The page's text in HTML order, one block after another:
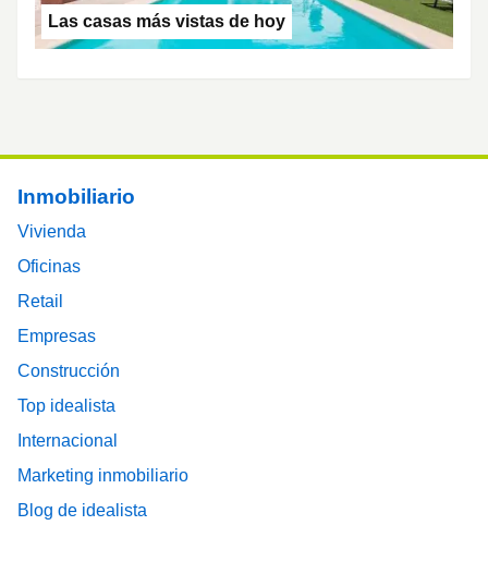
Las casas más vistas de hoy
Footer main menu
Inmobiliario
Vivienda
Oficinas
Retail
Empresas
Construcción
Top idealista
Internacional
Marketing inmobiliario
Blog de idealista